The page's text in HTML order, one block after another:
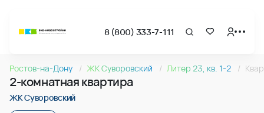
8 (800) 333-7-111
Квартира № 125 в ЖК Суворовский : подъезд 1, этаж 14,
2-комнатная квартира 43.04м2 в ЖК Суворовский, №125
2-комнатная квартира 43.04м2 в ЖК Суворовский, №125
Ростов-на-Дону ЖК Суворовский Литер 23, кв. 1-2
2-комнатная квартира
ЖК Суворовский